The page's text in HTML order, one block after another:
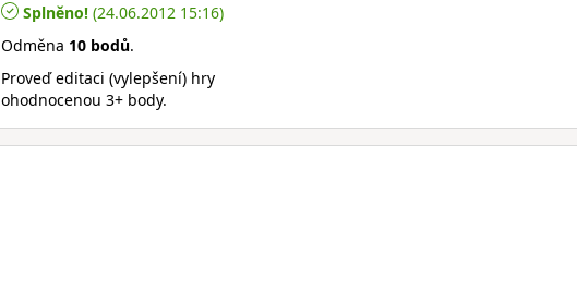
Splněno! (24.06.2012 15:16)
Odměna 10 bodů.
Proveď editaci (vylepšení) hry
ohodnocenou 3+ body.